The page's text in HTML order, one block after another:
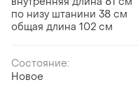
по низу штанини 38 см
общая длина 102 см
Состояние:
Новое